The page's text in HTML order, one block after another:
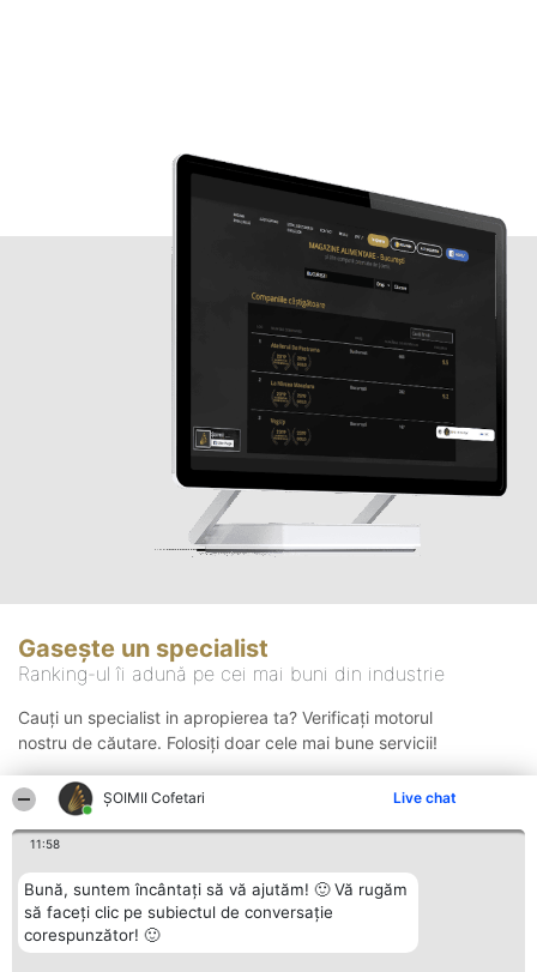
ȘOIMII Cofetari Live chat
11:58
Bună, suntem încântați să vă ajutăm! 🙂 Vă rugăm
să faceți clic pe subiectul de conversație
corespunzător! 🙂
Gasește un specialist
Ranking-ul îi adună pe cei mai buni din industrie
Cauți un specialist in apropierea ta? Verificați motorul
nostru de căutare. Folosiți doar cele mai bune servicii!